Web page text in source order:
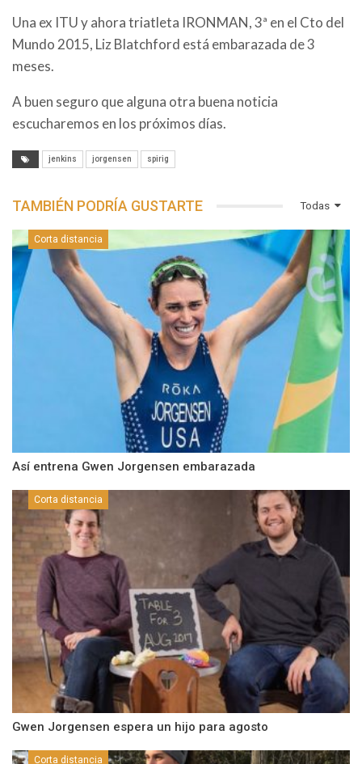
Una ex ITU y ahora triatleta IRONMAN, 3ª en el Cto del
Mundo 2015, Liz Blatchford está embarazada de 3
meses.
A buen seguro que alguna otra buena noticia
escucharemos en los próximos días.
jenkins jorgensen spirig
Todas
TAMBIÉN PODRÍA GUSTARTE
Corta distancia
Así entrena Gwen Jorgensen embarazada
Corta distancia
Gwen Jorgensen espera un hijo para agosto
Corta distancia